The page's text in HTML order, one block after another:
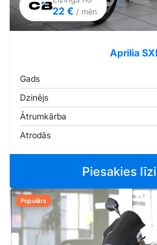
22 € / mēn
Aprilia
Gads
Dzinējs
Ātrumkārba
Atrodās
Piesakies
Populārs